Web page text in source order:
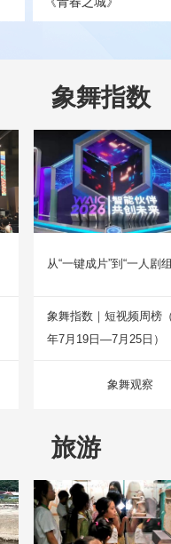
象舞指数
从“一键成片”到“一人剧
象舞指数｜短视频周榜
年7月19日—7月25日）
象舞观察
旅游